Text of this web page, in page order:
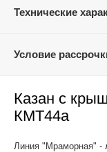
Технические
Условие
Казан с
КМТ44а
Линия "Мраморная" -